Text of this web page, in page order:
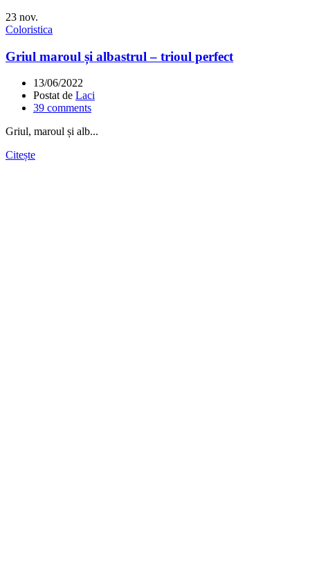
23 nov.
Coloristica
Griul maroul și albastrul – trioul perfect
13/06/2022
Postat de Laci
39 comments
Griul, maroul și alb...
Citește